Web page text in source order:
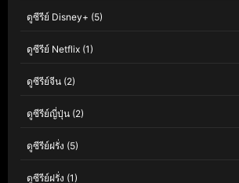
ดูซีรีย์ Disney+ (5)
ดูซีรีย์ Netflix (1)
ดูซีรีย์จีน (2)
ดูซีรีย์ญี่ปุ่น (2)
ดูซีรีย์ฝรั่ง (5)
ดูซีรีย์ฝรั่ง (1)